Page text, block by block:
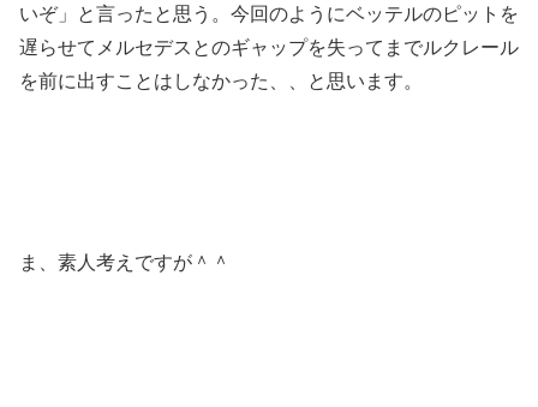
いぞ」と言ったと思う。今回のようにベッテルのピットを
遅らせてメルセデスとのギャップを失ってまでルクレール
を前に出すことはしなかった、、と思います。
ま、素人考えですが＾＾